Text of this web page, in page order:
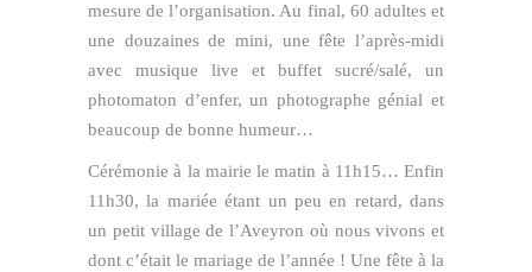
mesure de l’organisation. Au final, 60 adultes et
une douzaines de mini, une fête l’après-midi
avec musique live et buffet sucré/salé, un
photomaton d’enfer, un photographe génial et
beaucoup de bonne humeur…
Cérémonie à la mairie le matin à 11h15… Enfin
11h30, la mariée étant un peu en retard, dans
un petit village de l’Aveyron où nous vivons et
dont c’était le mariage de l’année ! Une fête à la